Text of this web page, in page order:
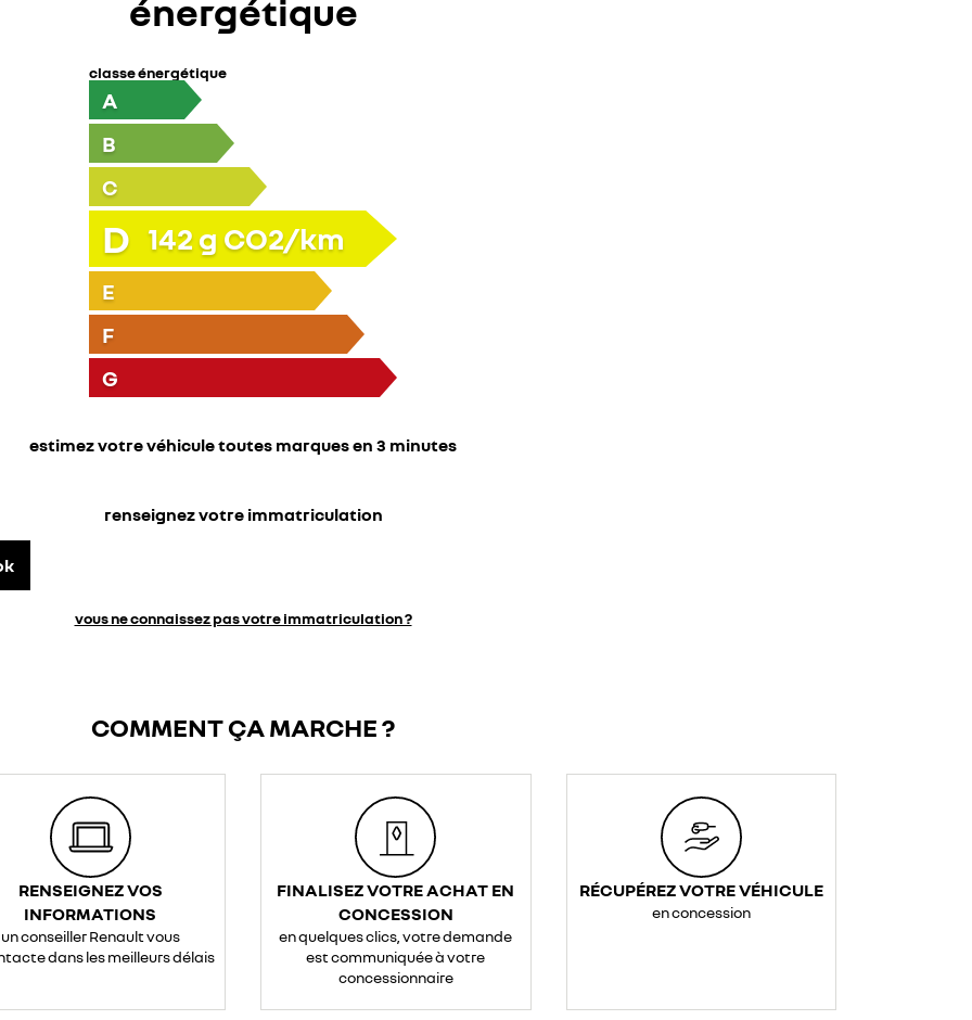
énergétique
classe énergétique
A
B
C
D 142 g CO2/km
E
F
G
estimez votre véhicule toutes marques en 3 minutes
renseignez votre immatriculation
vous ne connaissez pas votre immatriculation ?
COMMENT ÇA MARCHE ?
RENSEIGNEZ VOS
INFORMATIONS
un conseiller Renault vous
dans les meilleurs délais
FINALISEZ VOTRE ACHAT EN
CONCESSION
en quelques clics, votre demande
est communiquée à votre
concessionnaire
RÉCUPÉREZ VOTRE VÉHICULE
en concession